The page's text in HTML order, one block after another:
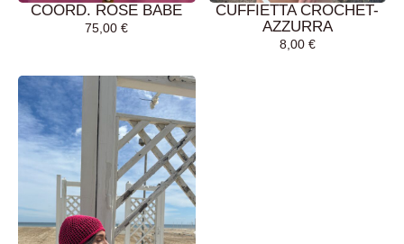
COORD. ROSE BABE
75,00€
CUFFIETTA CROCHET-
AZZURRA
8,00 €